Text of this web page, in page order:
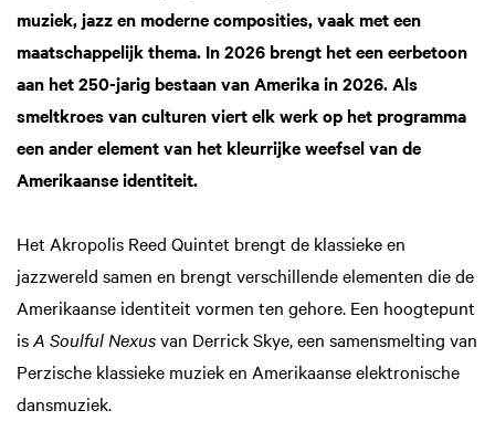
muziek, jazz en moderne composities, vaak met een
maatschappelijk thema. In 2026 brengt het een eerbetoon
aan het 250-jarig bestaan van Amerika in 2026. Als
smeltkroes van culturen viert elk werk op het programma
een ander element van het kleurrijke weefsel van de
Amerikaanse identiteit.
Het Akropolis Reed Quintet brengt de klassieke en
jazzwereld samen en brengt verschillende elementen die de
Amerikaanse identiteit vormen ten gehore. Een hoogtepunt
isA Soulful Nexusvan Derrick Skye, een samensmelting van
Perzische klassieke muziek en Amerikaanse elektronische
dansmuziek.